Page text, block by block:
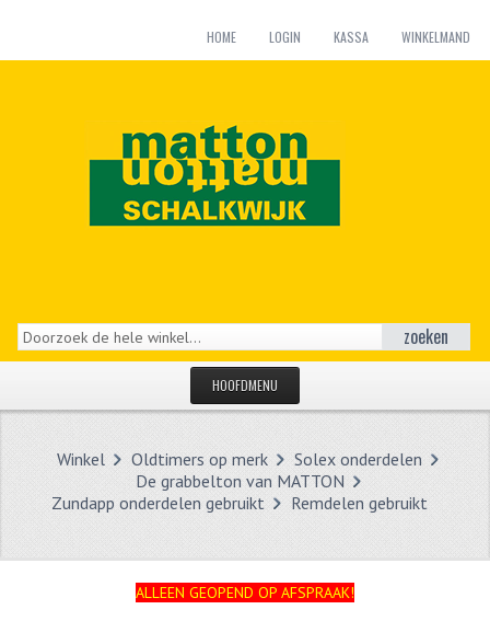
HOME LOGIN KASSA WINKELMAND
zoeken
HOOFDMENU
CATEGORIEËN
Winkel Oldtimers op merk
Solex onderdelen
De grabbelton van MATTON
Zundapp onderdelen gebruikt
Remdelen gebruikt
ALLEEN GEOPEND OP AFSPRAAK!